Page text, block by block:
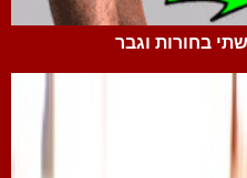
בחורות וגבר